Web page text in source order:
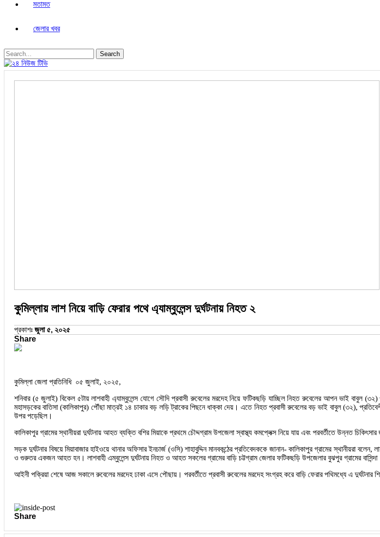
মতামত
জেলার খবর
কুমিল্লায় লাশ নিয়ে বাড়ি ফেরার পথে এ্যাম্বুলেন্স দুর্ঘটনায় নিহত ২
প্রকাশঃ জুলা ৫, ২০২৫
Share
কুমিল্লা জেলা প্রতিনিধি০৫ জুলাই, ২০২৫,
শনিবার (৫ জুলাই) বিকেল ৫টায় লাশবাহী এ্যাম্বুলেন্স যোগে সৌদি প্রবাসী রুবেলের মরদেহ নিয়ে ফটিকছড়ি যাচ্ছিল নিহত রুবেলের আপন ভাই বাবুল (৩২) ও
মহাসড়কের বাতিসা (কালিকাপুর) পৌঁছা মাত্রই ১৪ চাকার বড় লড়ি ট্রাকের পিছনে ধাক্কা দেয়। এতে নিহত প্রবাসী রুবেলের বড় ভাই বাবুল (৩২),
উপর পড়েছিল।
কালিকাপুর গ্রামের স্থানীয়রা দুর্ঘটনায় আহত ব্যক্তি বশির মিয়াকে প্রথমে চৌদ্দগ্রাম উপজেলা স্বাস্থ্য কমপ্লেক্স নিয়ে যায় এবং পরবর্তীতে উন্নত
সড়ক দুর্ঘটনার বিষয়ে মিয়াবাজার হাইওয়ে থানার অফিসার ইনচার্জ (ওসি) শাহাবুদ্দিন মানবকন্ঠের প্রতিবেদককে জানান- কালিকাপুর গ্রামের স্থানীয়রা
ও গুরুতর একজন আহত হন। লাশবাহী এম্বুলেন্স দুর্ঘটনায় নিহত ও আহত সকলের গ্রামের বাড়ি চট্টগ্রাম জেলার ফটিকছড়ি উপজেলার বুঝপুর গ্রামের
আইনী পক্রিয়া শেষে আজ সকালে রুবেলের মরদেহ ঢাকা এসে পৌছায়। পরবর্তীতে প্রবাসী রুবেলের মরদেহ সংগ্রহ করে বাড়ি ফেরার পথিমধ্যে এ দুর্ঘটনার
Share